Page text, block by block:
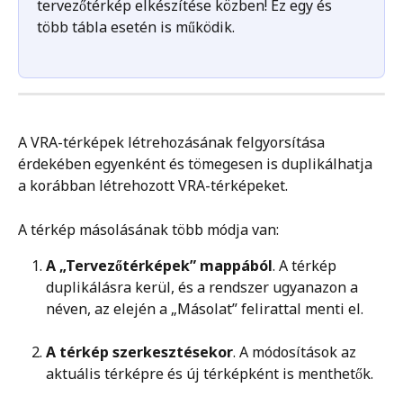
tervezőtérkép elkészítése közben! Ez egy és
több tábla esetén is működik.
A VRA-térképek létrehozásának felgyorsítása
érdekében egyenként és tömegesen is duplikálhatja
a korábban létrehozott VRA-térképeket.
A térkép másolásának több módja van:
A „Tervezőtérképek” mappából. A térkép
duplikálásra kerül, és a rendszer ugyanazon a
néven, az elején a „Másolat” felirattal menti el.
A térkép szerkesztésekor. A módosítások az
aktuális térképre és új térképként is menthetők.